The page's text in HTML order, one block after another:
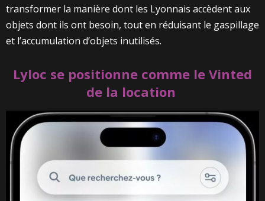
transformer la manière dont les Lyonnais accèdent aux
objets dont ils ont besoin, tout en réduisant le gaspillage
et l’accumulation d’objets inutilisés.
Lyloc se positionne comme le Vinted
de la location